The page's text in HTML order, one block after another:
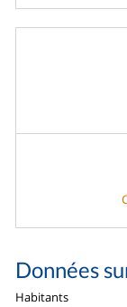
Données
Habitants